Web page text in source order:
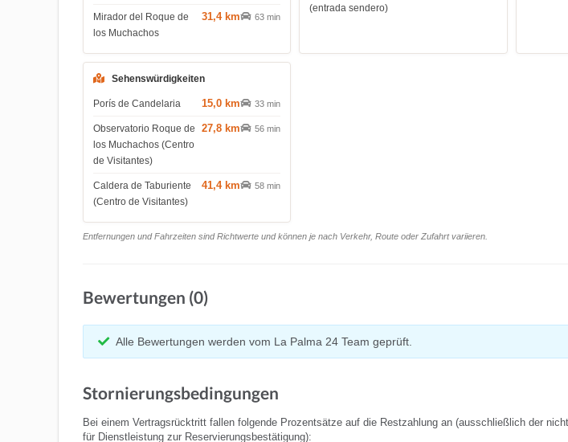
Mirador del Roque de
los Muchachos
31,4 km 63 min
(entrada sendero)
Sehenswürdigkeiten
Porís de Candelaria 15,0 km 33 min
Observatorio Roque de
los Muchachos (Centro
de Visitantes)
27,8 km 56 min
Caldera de Taburiente
(Centro de Visitantes)
41,4 km 58 min
Entfernungen und Fahrzeiten sind Richtwerte und können je nach Verkehr, Route oder Zufahrt variieren.
Bewertungen (0)
Alle Bewertungen werden vom La Palma 24 Team geprüft.
Stornierungsbedingungen
Bei einem Vertragsrücktritt fallen folgende Prozentsätze auf die Restzahlung an (ausschließlich der
für Dienstleistung zur Reservierungsbestätigung):